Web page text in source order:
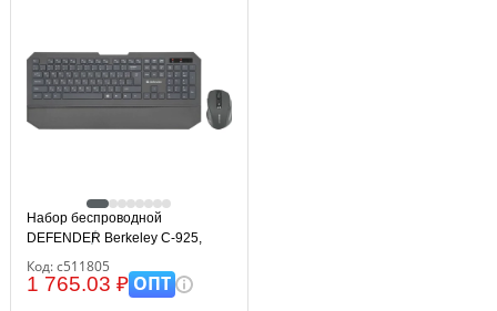
Набор беспроводной
DEFENDER Berkeley C-925,
колесо-кнопка, черный, 45925
Код: с511805
1 765.03 ₽ОПТ